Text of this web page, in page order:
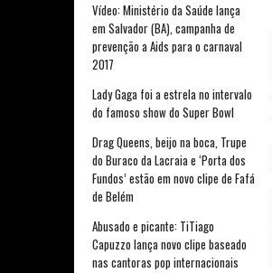
Vídeo: Ministério da Saúde lança
em Salvador (BA), campanha de
prevenção a Aids para o carnaval
2017
Lady Gaga foi a estrela no intervalo
do famoso show do Super Bowl
Drag Queens, beijo na boca, Trupe
do Buraco da Lacraia e ‘Porta dos
Fundos’ estão em novo clipe de Fafá
de Belém
Abusado e picante: TiTiago
Capuzzo lança novo clipe baseado
nas cantoras pop internacionais